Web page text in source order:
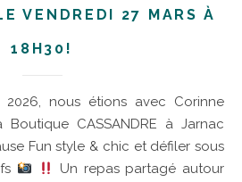
VENDREDI 27 MARS À
18H30!
CASSANDRE à Jarnac
Fun style & chic et défiler sous
Un repas partagé autour